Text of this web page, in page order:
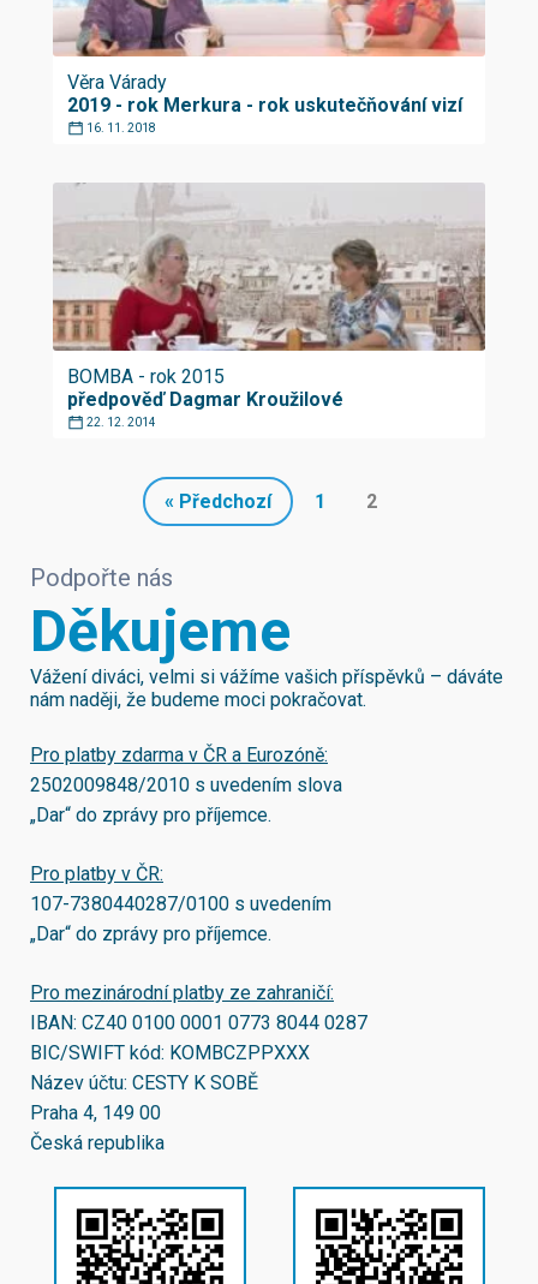
Věra Várady
2019 - rok Merkura - rok uskutečňování vizí
16. 11. 2018
BOMBA - rok 2015
předpověď Dagmar Kroužilové
22. 12. 2014
« Předchozí 1 2
Podpořte nás
Děkujeme
Vážení diváci, velmi si vážíme vašich příspěvků – dáváte
nám naději, že budeme moci pokračovat.
Pro platby zdarma v ČR a Eurozóně:
2502009848/2010 s uvedením slova
„Dar“ do zprávy pro příjemce.
Pro platby v ČR:
107-7380440287/0100 s uvedením
„Dar“ do zprávy pro příjemce.
Pro mezinárodní platby ze zahraničí:
IBAN: CZ40 0100 0001 0773 8044 0287
BIC/SWIFT kód: KOMBCZPPXXX
Název účtu: CESTY K SOBĚ
Praha 4, 149 00
Česká republika